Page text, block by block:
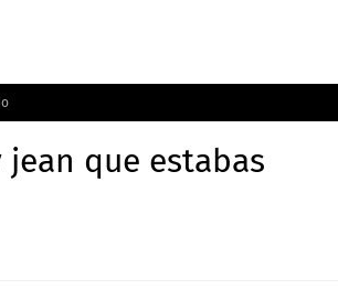
que estabas